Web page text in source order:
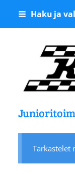
Siirry
Haku ja
Tarkastelet